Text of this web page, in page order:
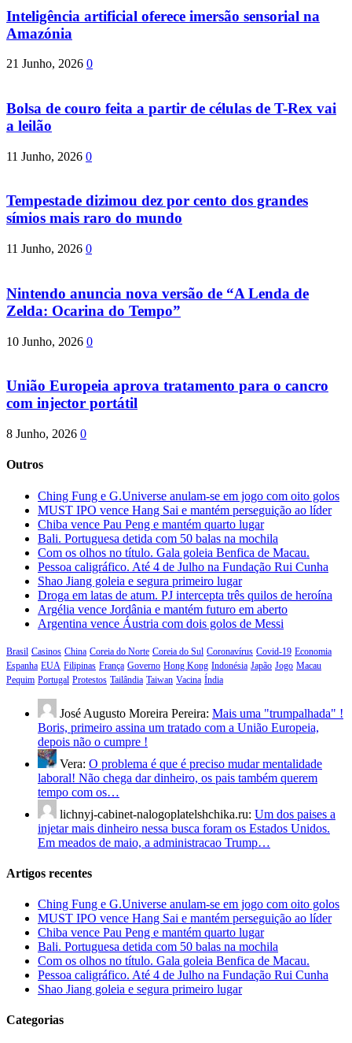
Inteligência artificial oferece imersão sensorial na
Amazónia
21 Junho, 2026 0
Bolsa de couro feita a partir de células de T-Rex vai
a leilão
11 Junho, 2026 0
Tempestade dizimou dez por cento dos grandes
símios mais raro do mundo
11 Junho, 2026 0
Nintendo anuncia nova versão de “A Lenda de
Zelda: Ocarina do Tempo”
10 Junho, 2026 0
União Europeia aprova tratamento para o cancro
com injector portátil
8 Junho, 2026 0
Outros
Ching Fung e G.Universe anulam-se em jogo com oito golos
MUST IPO vence Hang Sai e mantém perseguição ao líder
Chiba vence Pau Peng e mantém quarto lugar
Bali. Portuguesa detida com 50 balas na mochila
Com os olhos no título. Gala goleia Benfica de Macau.
Pessoa caligráfico. Até 4 de Julho na Fundação Rui Cunha
Shao Jiang goleia e segura primeiro lugar
Droga em latas de atum. PJ intercepta três quilos de heroína
Argélia vence Jordânia e mantém futuro em aberto
Argentina vence Áustria com dois golos de Messi
Brasil Casinos China Coreia do Norte Coreia do Sul Coronavírus Covid-19 Economia
Espanha EUA Filipinas França Governo Hong Kong Indonésia Japão Jogo Macau
Pequim Portugal Protestos Tailândia Taiwan Vacina Índia
José Augusto Moreira Pereira: Mais uma "trumpalhada" !
Boris, primeiro assina um tratado com a União Europeia,
depois não o cumpre !
Vera: O problema é que é preciso mudar mentalidade
laboral! Não chega dar dinheiro, os pais também querem
tempo com os…
lichnyj-cabinet-nalogoplatelshchika.ru: Um dos paises a
injetar mais dinheiro nessa busca foram os Estados Unidos.
Em meados de maio, a administracao Trump…
Artigos recentes
Ching Fung e G.Universe anulam-se em jogo com oito golos
MUST IPO vence Hang Sai e mantém perseguição ao líder
Chiba vence Pau Peng e mantém quarto lugar
Bali. Portuguesa detida com 50 balas na mochila
Com os olhos no título. Gala goleia Benfica de Macau.
Pessoa caligráfico. Até 4 de Julho na Fundação Rui Cunha
Shao Jiang goleia e segura primeiro lugar
Categorias